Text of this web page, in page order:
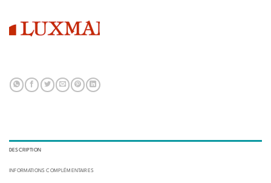
DESCRIPTION
INFORMATIONS COMPLÉMENTAIRES